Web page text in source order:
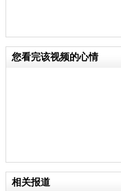
您看完该视频的心情
相关报道